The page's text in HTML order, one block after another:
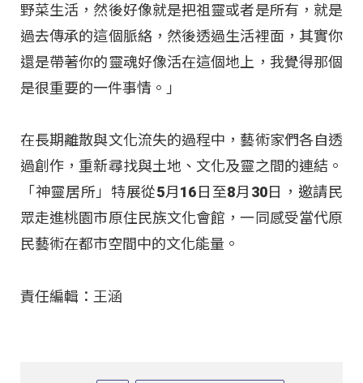
野菜生活，然後好像就是把祖靈或者是所有，就是
過去傳承的這個脈絡，然後透過生活裡面，其實你
還是帶著你的靈魂好像活在這個地上，我覺得那個
是很重要的一件事情。」
在長期離散與文化流失的過程中，藝術家們各自透
過創作，重新尋找與土地、文化及靈之間的連結。
「神靈居所」特展從5月16日至8月30日，邀請民
眾走進桃園市原住民族文化會館，一同感受當代原
民藝術在都市空間中的文化能量。
責任編輯：王涵